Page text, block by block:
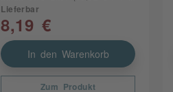
Lieferbar
8,19 €
In den Warenkorb
Zum Produkt